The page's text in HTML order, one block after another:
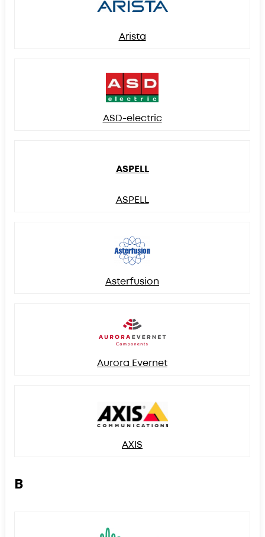
Arista
ASD-electric
ASPELL
ASPELL
Asterfusion
Aurora Evernet
AXIS
B